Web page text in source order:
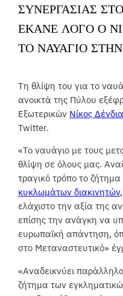
ΣΥΝΕΡΓΑΣΊΑΣ
ΈΚΑΝΕ ΛΌΓΟ Ο
ΤΟ ΝΑΥΆΓΙΟ
Τη θλίψη του για το
ανοικτά της Πύλου
Εξωτερικών Νίκος
Twitter.
«Το ναυάγιο με τους
θλίψη σε όλους μας.
τραγικό τρόπο το
κυκλωμάτων διακινητών
ελάχιστο την αξία της
επίσης την ανάγκη να
ευρωπαϊκή απάντηση,
στο Μεταναστευτικό»
«Αναδεικνύει
ζήτημα των